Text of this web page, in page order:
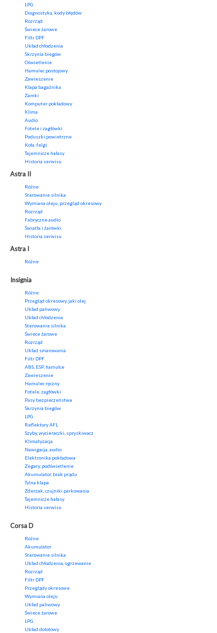
LPG
Diagnostyka, kody błędów
Rozrząd
Świece żarowe
Filtr DPF
Układ chłodzenia
Skrzynia biegów
Oświetlenie
Hamulec postojowy
Zawieszenie
Klapa bagażnika
Zamki
Komputer pokładowy
Klima
Audio
Fotele i zagłówki
Poduszki powietrzne
Koła, felgi
Tajemnicze hałasy
Historia serwisu
Astra II
Różne
Sterowanie silnika
Wymiana oleju, przegląd okresowy
Rozrząd
Fabryczne audio
Światła i żarówki
Historia serwisu
Astra I
Różne
Insignia
Różne
Przegląd okresowy, jaki olej
Układ paliwowy
Układ chłodzenia
Sterowanie silnika
Świece żarowe
Rozrząd
Układ smarowania
Filtr DPF
ABS, ESP, hamulce
Zawieszenie
Hamulec ręczny
Fotele, zagłówki
Pasy bezpieczeństwa
Skrzynia biegów
LPG
Reflektory AFL
Szyby, wycieraczki, spryskiwacz
Klimatyzacja
Nawigacja, audio
Elektronika pokładowa
Zegary, podświetlenie
Akumulator, brak prądu
Tylna klapa
Zderzak, czujniki parkowania
Tajemnicze hałasy
Historia serwisu
Corsa D
Różne
Akumulator
Sterowanie silnika
Układ chłodzenia, ogrzewanie
Rozrząd
Filtr DPF
Przeglądy okresowe
Wymiana oleju
Układ paliwowy
Świece żarowe
LPG
Układ dolotowy